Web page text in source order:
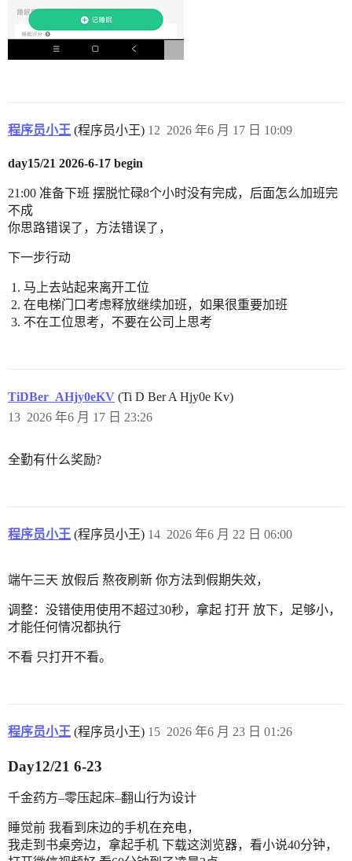
程序员小王 (程序员小王) 2026 年6 月 17 日 10:09
12
day15/21 2026-6-17 begin
21:00 准备下班 摆脱忙碌8个小时没有完成，后面怎么加班完
不成
你思路错误了，方法错误了，
下一步行动
马上去站起来离开工位
在电梯门口考虑释放继续加班，如果很重要加班
不在工位思考，不要在公司上思考
TiDBer_AHjy0eKV (Ti D Ber A Hjy0e Kv)
2026 年6 月 17 日 23:26
13
全勤有什么奖励?
程序员小王 (程序员小王) 2026 年6 月 22 日 06:00
14
端午三天 放假后 熬夜刷新 你方法到假期失效，
调整：没错使用使用不超过30秒，拿起 打开 放下，足够小，
才能任何情况都执行
不看 只打开不看。
程序员小王 (程序员小王) 2026 年6 月 23 日 01:26
15
Day12/21 6-23
千金药方–零压起床–翻山行为设计
睡觉前 我看到床边的手机在充电，
我走到书桌旁边，拿起手机 下载这浏览器，看小说40分钟，